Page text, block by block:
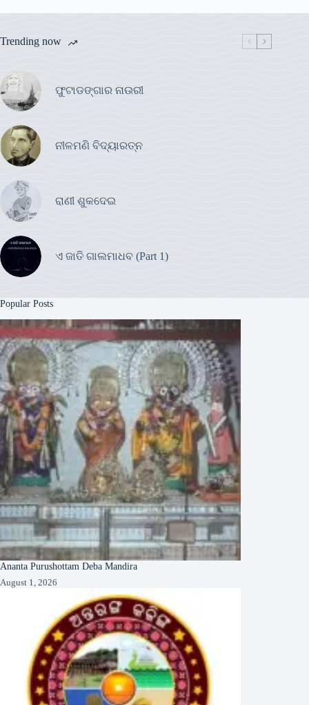
Trending now
ଫୁଟାଡଙ୍ଗାର ନାଉରୀ
ନୀଳମଣି ବିଦ୍ୟାରତ୍ନ
ରାଣୀ ଶୁକଦେଇ
ଏ ଜାତି ଗାଲମାଧବ (Part 1)
Popular Posts
Ananta Purushottam Deba Mandira
August 1, 2026